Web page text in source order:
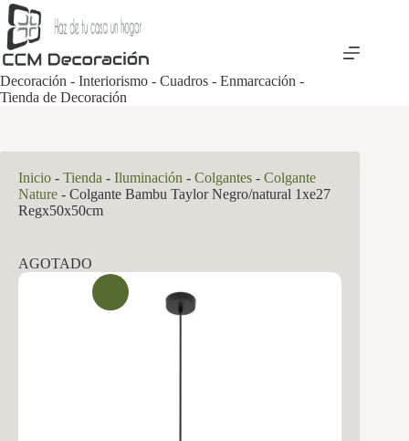
Saltar
al
contenido
Decoración - Interiorismo - Cuadros - Enmarcación -
Tienda de Decoración
Inicio - Tienda - Iluminación - Colgantes - Colgante
Nature - Colgante Bambu Taylor Negro/natural 1xe27
Regx50x50cm
AGOTADO